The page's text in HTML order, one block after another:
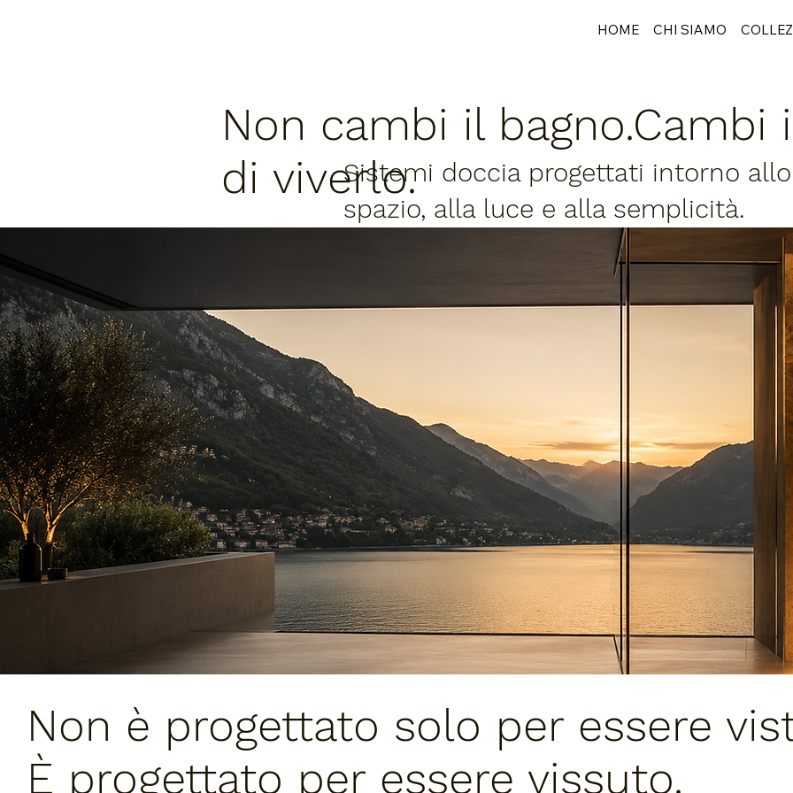
HOME CHI SIAMO
Non cambi il bagno.Cambi
di viverlo.Sistemi doccia progettati intorno allo
spazio, alla luce e alla semplicità.
Non è progettato solo per essere
È progettato per essere vissuto.